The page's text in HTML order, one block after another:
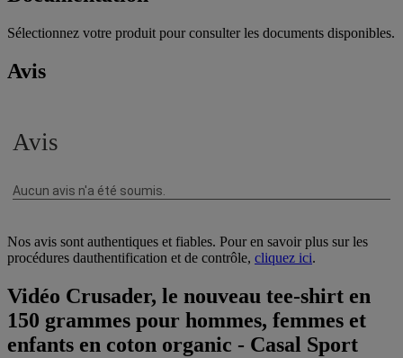
Sélectionnez votre produit pour consulter les documents disponibles.
Avis
Nos avis sont authentiques et fiables. Pour en savoir plus sur les
procédures dauthentification et de contrôle, cliquez ici.
Vidéo Crusader, le nouveau tee-shirt en
150 grammes pour hommes, femmes et
enfants en coton organic - Casal Sport